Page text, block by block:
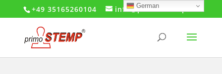
+49 35165260104 info@primo-stemp.de
German